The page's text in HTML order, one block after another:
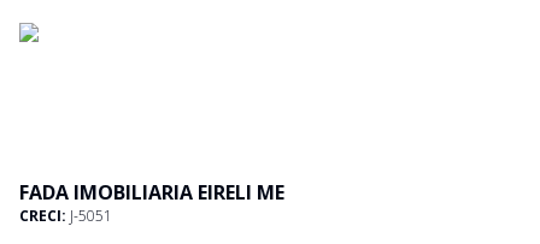
FADA IMOBILIARIA EIRELI ME
CRECI: J-5051